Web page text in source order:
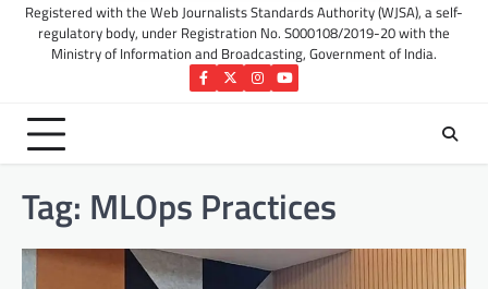
Registered with the Web Journalists Standards Authority (WJSA), a self-
regulatory body, under Registration No. S000108/2019-20 with the
Ministry of Information and Broadcasting, Government of India.
Facebook
TwitterInstagram
YouTube
Tag: MLOps Practices